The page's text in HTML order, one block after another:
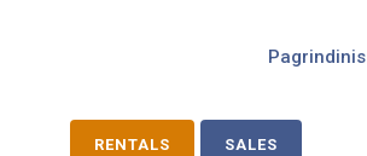
Pagrindinis
RENTALS SALES